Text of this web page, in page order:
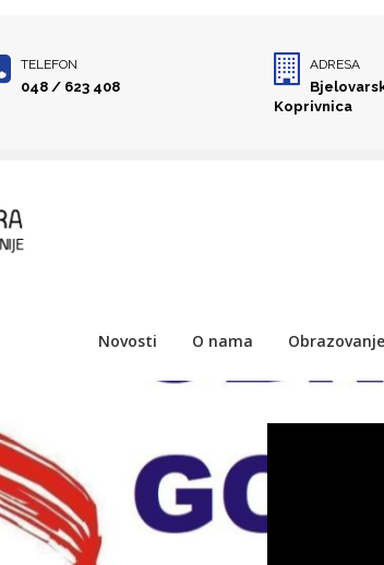
TELEFON
048 / 623 408
ADRESA
Koprivnica
Novosti O nama Obrazovanje